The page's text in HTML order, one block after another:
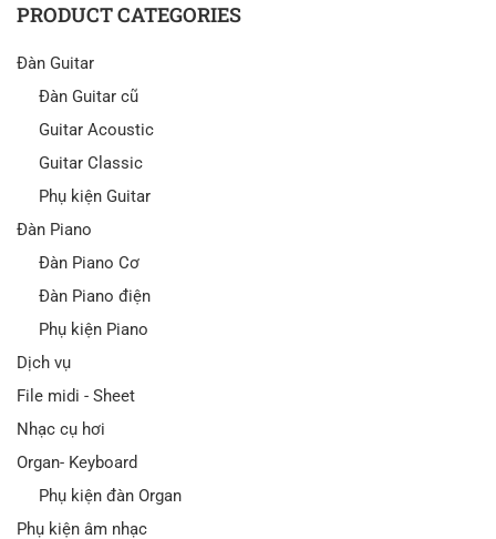
PRODUCT CATEGORIES
Đàn Guitar
Đàn Guitar cũ
Guitar Acoustic
Guitar Classic
Phụ kiện Guitar
Đàn Piano
Đàn Piano Cơ
Đàn Piano điện
Phụ kiện Piano
Dịch vụ
File midi - Sheet
Nhạc cụ hơi
Organ- Keyboard
Phụ kiện đàn Organ
Phụ kiện âm nhạc